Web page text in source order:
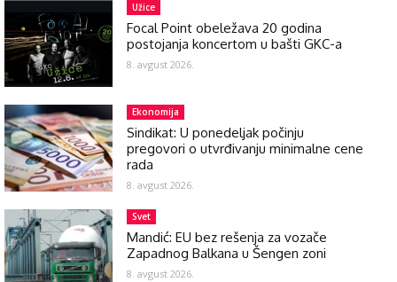
Užice
Focal Point obeležava 20 godina
postojanja koncertom u bašti GKC-a
8. avgust 2026.
Ekonomija
Sindikat: U ponedeljak počinju
pregovori o utvrđivanju minimalne cene
rada
8. avgust 2026.
Svet
Mandić: EU bez rešenja za vozače
Zapadnog Balkana u Šengen zoni
8. avgust 2026.